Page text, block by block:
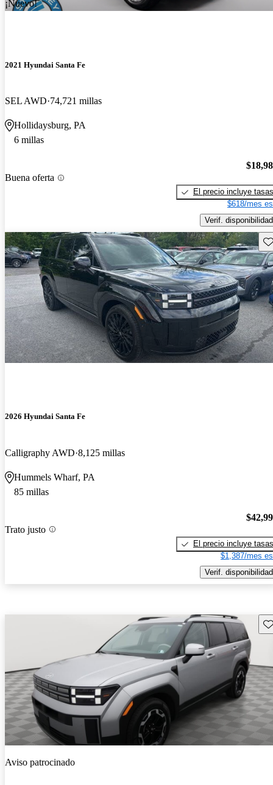
¡Nuevo!
2021 Hyundai Santa Fe
SEL AWD 74,721 millas
Hollidaysburg, PA
6 millas
Buena oferta
El precio incluye tasas
$618/mes
Verif. disponibilidad
2026 Hyundai Santa Fe
Calligraphy AWD 8,125 millas
Hummels Wharf, PA
85 millas
Trato justo
El precio incluye tasas
$1,387/mes
Verif. disponibilidad
Aviso patrocinado